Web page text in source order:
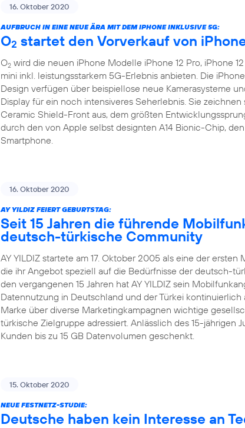
16. Oktober 2020
AUFBRUCH IN EINE NEUE ÄRA MIT DEM IPHONE INKLUSIVE 5G:
O2 startet den Vorverkauf von
O2 wird die neuen iPhone Modelle iPhone 12 Pro, iPhone
mini inkl. leistungsstarkem 5G-Erlebnis anbieten. Die
Design verfügen über beispiellose neue Kamerasysteme
Display für ein noch intensiveres Seherlebnis. Sie
Ceramic Shield-Front aus, dem größten
durch den von Apple selbst designten A14 Bionic-Chip,
Smartphone.
16. Oktober 2020
AY YILDIZ FEIERT GEBURTSTAG:
Seit 15 Jahren die führende
deutsch-türkische Community
AY YILDIZ startete am 17. Oktober 2005 als eine der
die ihr Angebot speziell auf die Bedürfnisse der deutsch-
den vergangenen 15 Jahren hat AY YILDIZ sein
Datennutzung in Deutschland und der Türkei kontinuierlich
Marke über diverse Marketingkampagnen wichtige
türkische Zielgruppe adressiert. Anlässlich des 15-jährigen
Kunden bis zu 15 GB Datenvolumen geschenkt.
15. Oktober 2020
NEUE FESTNETZ-STUDIE:
Deutsche haben kein Interesse an